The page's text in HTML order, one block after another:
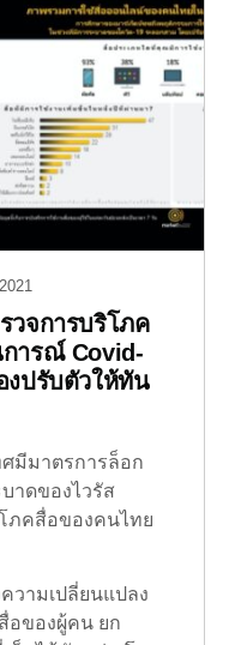
วจการบริโภค
ารณ์ Covid-
งปรับตัวให้ทัน
มีมาตรการล็อก
าดของไวรัส
ภคสื่อของคนไทย
วามเปลี่ยนแปลง
อของผู้คน ยก